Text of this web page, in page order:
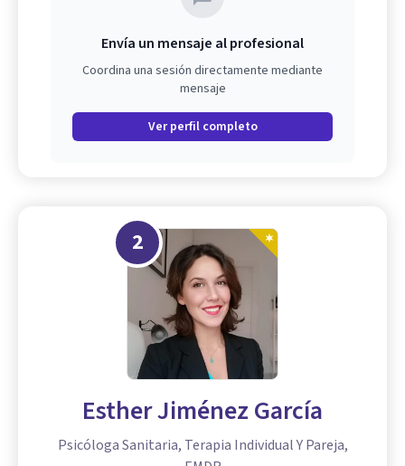
Envía un mensaje al profesional
Coordina una sesión directamente mediante
mensaje
Ver perfil completo
2
Esther Jiménez García
Psicóloga Sanitaria, Terapia Individual Y Pareja,